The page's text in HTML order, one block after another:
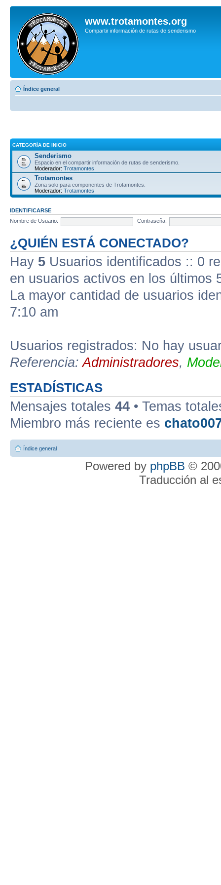
www.trotamontes.org
Compartir información de rutas de senderismo
Índice general
CATEGORÍA DE INICIO
Senderismo
Espacio en el compartir información de rutas de senderismo.
Moderador: Trotamontes
Trotamontes
Zona solo para componentes de Trotamontes.
Moderador: Trotamontes
IDENTIFICARSE
Nombre de Usuario:
Contraseña:
¿QUIÉN ESTÁ CONECTADO?
Hay 5 Usuarios identificados :: 0
en usuarios activos en los últimos
La mayor cantidad de usuarios
7:10 am
Usuarios registrados: No hay
Referencia:Administradores,
ESTADÍSTICAS
Mensajes totales 44 • Temas
Miembro más reciente es
Índice general
Powered by phpBB ©
Traducción al